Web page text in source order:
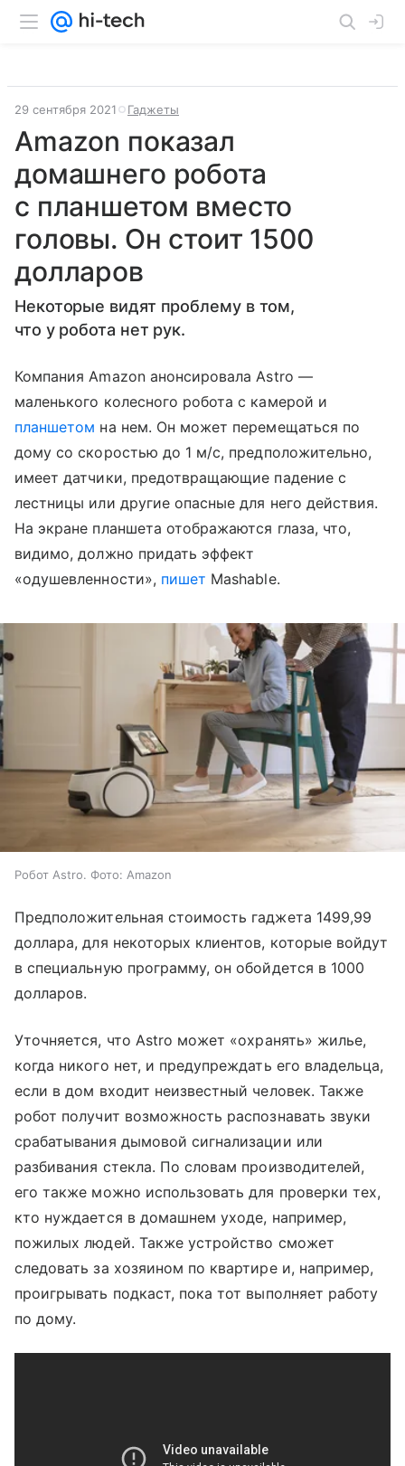
29 сентября 2021 Гаджеты
Amazon показал
домашнего робота
с планшетом вместо
головы. Он стоит 1500
долларов
Некоторые видят проблему в том,
что у робота нет рук.
КомпанияAmazon анонсировала Astro —
маленького колесного робота с камерой и
планшетом на нем. Он может перемещаться по
дому со скоростью до 1 м/с, предположительно,
имеет датчики, предотвращающие падение с
лестницы или другие опасные для него действия.
На экране планшета отображаются глаза, что,
видимо, должно придать эффект
«одушевленности», пишет Mashable.
Робот Astro. Фото: Amazon
Предположительная стоимость гаджета 1499,99
доллара, для некоторых клиентов, которые войдут
в специальную программу, он обойдется в 1000
долларов.
Уточняется, что Astro может «охранять» жилье,
когда никого нет, и предупреждать его владельца,
если в дом входит неизвестный человек. Также
робот получит возможность распознавать звуки
срабатывания дымовой сигнализации или
разбивания стекла. По словам производителей,
его также можно использовать для проверки тех,
кто нуждается в домашнем уходе, например,
пожилых людей. Также устройство сможет
следовать за хозяином по квартире и, например,
проигрывать подкаст, пока тот выполняет работу
по дому.